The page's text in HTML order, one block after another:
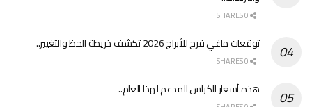
توقعات ماغي فرح للأبراج 2026 تكشف خريطة الحظ والتغيير..
هذه أسعار الكراس المدعم لهذا العام..